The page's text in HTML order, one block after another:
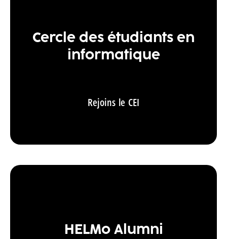
Cercle des étudiants en
informatique
Rejoins le CEI
HELMo Alumni